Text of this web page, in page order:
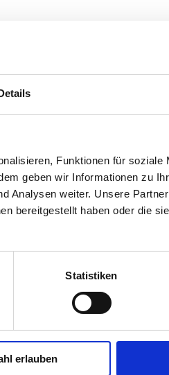
Funktionen für soziale
geben wir Informationen zu
Analysen weiter. Unsere
bereitgestellt haben oder die
Statistiken
erlauben